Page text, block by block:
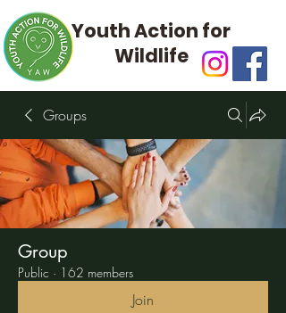
Youth Action for
Wildlife
Groups
Group
Public · 162 members
Join